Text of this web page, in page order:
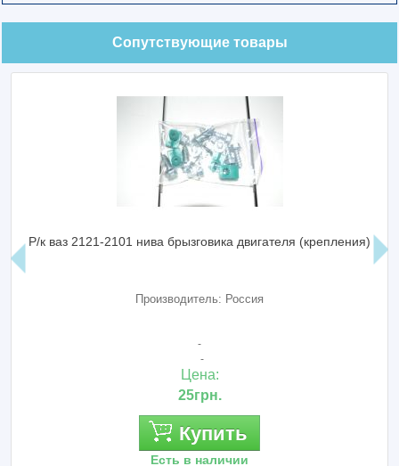
Сопутствующие товары
Р/к ваз 2121-2101 нива брызговика двигателя (крепления)
Производитель: Россия
-
-
Цена:
25грн.
Купить
Есть в наличии